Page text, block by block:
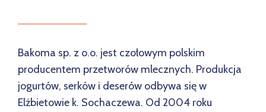
Bakoma sp. z o.o. jest czołowym polskim
producentem przetworów mlecznych. Produkcja
jogurtów, serków i deserów odbywa się w
Elżbietowie k. Sochaczewa. Od 2004 roku